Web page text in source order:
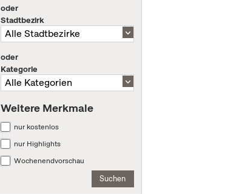
oder
Stadtbezirk
oder
Kategorie
Weitere Merkmale
nur kostenlos
nur Highlights
Wochenendvorschau
Suchen